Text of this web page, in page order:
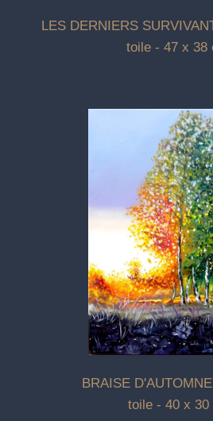
LES DERNIERS
toile - 47 x 38
BRAISE
toile - 40 x 30